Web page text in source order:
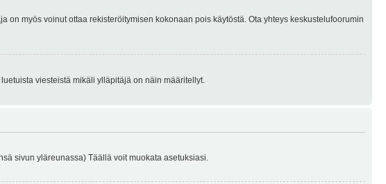
myös voinut ottaa rekisteröitymisen kokonaan pois käytöstä. Ota yhteys keskustelufoorumin
viesteistä mikäli ylläpitäjä on näin määritellyt.
sivun yläreunassa) Täällä voit muokata asetuksiasi.